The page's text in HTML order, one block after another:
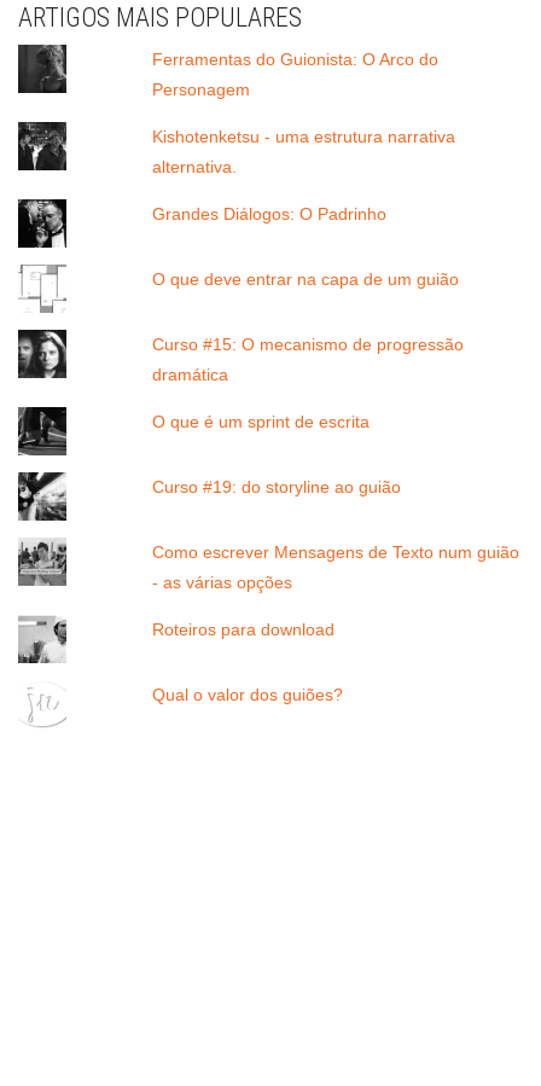
ARTIGOS MAIS POPULARES
Ferramentas do Guionista: O Arco do
Personagem
Kishotenketsu - uma estrutura narrativa
alternativa.
Grandes Diálogos: O Padrinho
O que deve entrar na capa de um guião
Curso #15: O mecanismo de progressão
dramática
O que é um sprint de escrita
Curso #19: do storyline ao guião
Como escrever Mensagens de Texto num guião
- as várias opções
Roteiros para download
Qual o valor dos guiões?